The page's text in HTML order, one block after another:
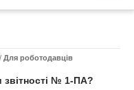
/ Для роботодавців
№ 1-ПА?